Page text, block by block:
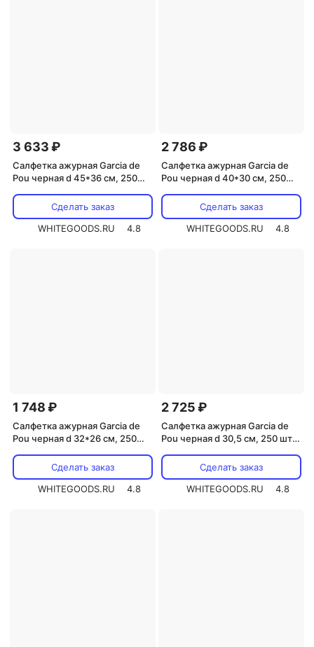
3 633 ₽
Салфетка ажурная Garcia de
Pou черная d 45*36 см, 250
Сделать заказ
WHITEGOODS.RU
4.8
2 786 ₽
Салфетка ажурная Garcia de
Pou черная d 40*30 см, 250
Сделать заказ
WHITEGOODS.RU
4.8
1 748 ₽
Салфетка ажурная Garcia de
Pou черная d 32*26 см, 250
Сделать заказ
WHITEGOODS.RU
4.8
2 725 ₽
Салфетка ажурная Garcia de
Pou черная d 30,5 см, 250 шт/
Сделать заказ
WHITEGOODS.RU
4.8